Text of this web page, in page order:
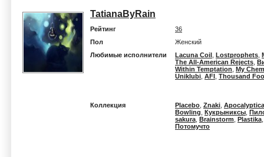
TatianaByRain
Рейтинг
36
Пол
Женский
Любимые исполнители
Lacuna Coil Lostprophets
The All-American Rejects
Within Temptation My
Uniklubi AFI Thousand
Коллекция Placebo Znaki Apocalyptica
Bowling Кукрыниксы
sakura Brainstorm Plastika
Потомучто